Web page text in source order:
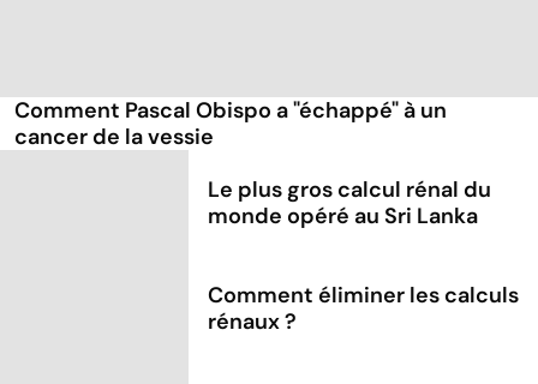
Comment Pascal Obispo a "échappé" à un
cancer de la vessie
Le plus gros calcul rénal du
monde opéré au Sri Lanka
Comment éliminer les calculs
rénaux ?